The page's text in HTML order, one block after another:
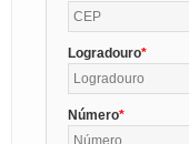
Logradouro
Número